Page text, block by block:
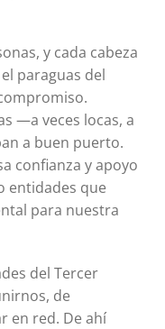
y cada cabeza
paraguas del
—a veces locas, a
a buen puerto.
confianza y apoyo
entidades que
para nuestra
del Tercer
de
en red. De ahí